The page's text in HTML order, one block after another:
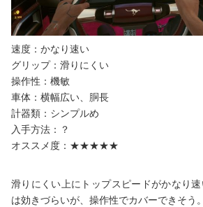
速度：かなり速い
グリップ：滑りにくい
操作性：機敏
車体：横幅広い、胴長
計器類：シンプルめ
入手方法：？
オススメ度：★★★★★
滑りにくい上にトップスピードがかなり
は効きづらいが、操作性でカバーできそう。